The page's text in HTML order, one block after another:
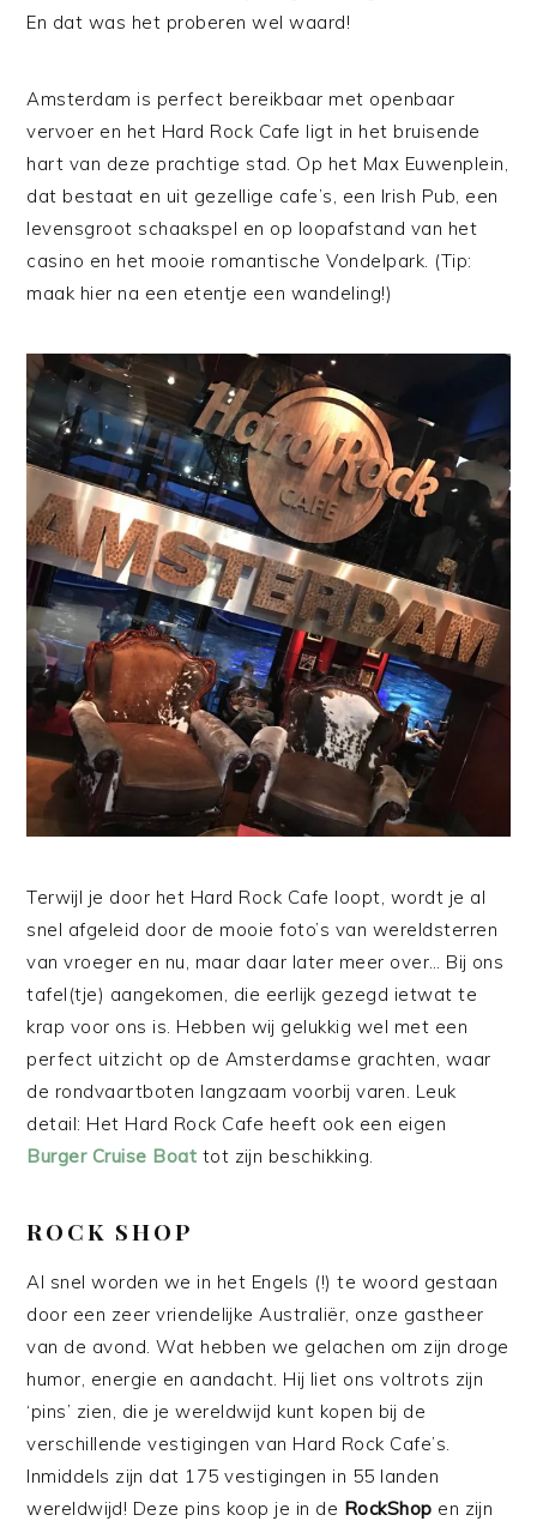
En dat was het proberen wel waard!
Amsterdam is perfect bereikbaar met openbaar
vervoer en het Hard Rock Cafe ligt in het bruisende
hart van deze prachtige stad. Op het Max Euwenplein,
dat bestaat en uit gezellige cafe’s, een Irish Pub, een
levensgroot schaakspel en op loopafstand van het
casino en het mooie romantische Vondelpark. (Tip:
maak hier na een etentje een wandeling!)
Terwijl je door het Hard Rock Cafe loopt, wordt je al
snel afgeleid door de mooie foto’s van wereldsterren
van vroeger en nu, maar daar later meer over… Bij ons
tafel(tje) aangekomen, die eerlijk gezegd ietwat te
krap voor ons is. Hebben wij gelukkig wel met een
perfect uitzicht op de Amsterdamse grachten, waar
de rondvaartboten langzaam voorbij varen. Leuk
detail: Het Hard Rock Cafe heeft ook een eigen
Burger Cruise Boat tot zijn beschikking.
ROCK SHOP
Al snel worden we in het Engels (!) te woord gestaan
door een zeer vriendelijke Australiër, onze gastheer
van de avond. Wat hebben we gelachen om zijn droge
humor, energie en aandacht. Hij liet ons voltrots zijn
‘pins’ zien, die je wereldwijd kunt kopen bij de
verschillende vestigingen van Hard Rock Cafe’s.
Inmiddels zijn dat 175 vestigingen in 55 landen
wereldwijd! Deze pins koop je in de RockShop en zijn